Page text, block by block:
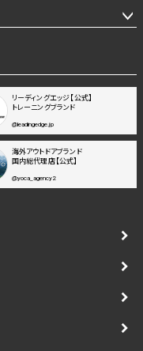
リーディングエッジ【公式】
トレーニングブランド
@leadingedge.jp
海外アウトドアブランド
国内総代理店【公式】
@yoca_agency2